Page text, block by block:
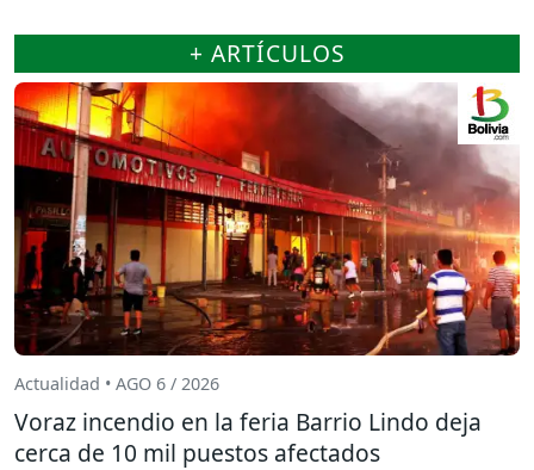
+ ARTÍCULOS
Actualidad • AGO 6 / 2026
Voraz incendio en la feria Barrio Lindo deja
cerca de 10 mil puestos afectados